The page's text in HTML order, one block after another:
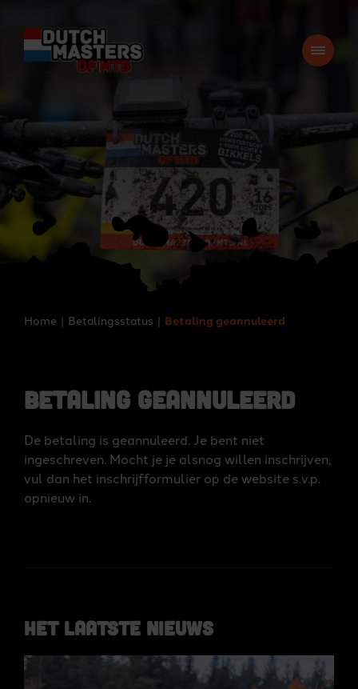
Home Betalingsstatus Betaling geannuleerd
Betaling geannuleerd
De betaling is geannuleerd. Je bent niet
ingeschreven. Mocht je je alsnog willen inschrijven,
vul dan het inschrijfformulier op de website s.v.p.
opnieuw in.
Het laatste nieuws